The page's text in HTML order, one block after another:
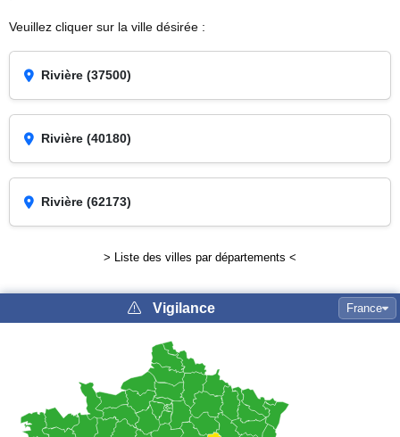
Veuillez cliquer sur la ville désirée :
Rivière (37500)
Rivière (40180)
Rivière (62173)
> Liste des villes par départements <
Vigilance France